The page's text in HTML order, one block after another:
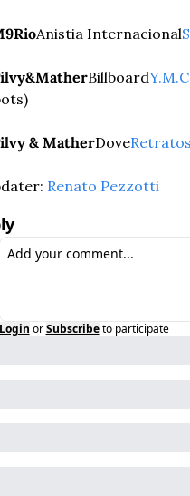
Anistia Internacional
Billboard
& MatherDove
Renato Pezzotti
or Subscribe to participate